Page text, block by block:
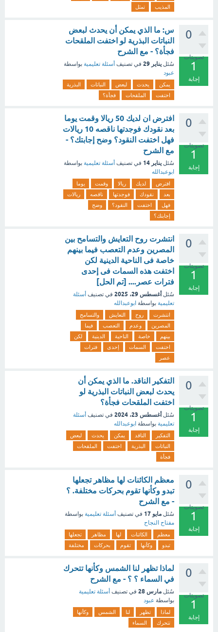
المذيب
تمثل
0
تصويتات
1
إجابة
س: ما الذي يمكن أن يحدث لبعض
النباتات البذرية لو اختفت الملقحات
فجأة؟ - مع الشرح
سُئل يناير 29 في تصنيف أسئلة تعليمية بواسطة
عبود
يمكن يحدث لبعض النباتات
البذرية
اختفت
الملقحات فجأة؟
0
تصويتات
1
إجابة
افترض ان لديك 50 ريالا وقمت يوما
بعد نقودك فوجدتها ناقصه 10 ريالات
فهل اختفت النقود؟ وضح إجابتك؟ -
مع الشرح
سُئل يناير 14 في تصنيف أسئلة تعليمية بواسطة
ابوعبدالله
افترض لديك ريالا وقمت
يوما
بعد
نقودك فوجدتها ناقصه
ريالات
فهل
اختفت النقود؟
وضح
إجابتك؟
0
تصويتات
1
إجابة
انتشرت روح التعايش والتسامح بين
المصرين وعدم التعصب فيما بينهم
خاصة فى الناحية الدينية لكن
اختفت هذه السمات فى إحدى
فترات عصر.... [تم الحل]
سُئل أغسطس 29، 2025 في تصنيف أسئلة
تعليمية بواسطة ابوعبدالله
انتشرت روح التعايش
والتسامح
المصرين
وعدم التعصب
فيما
بينهم
خاصة الناحية الدينية
لكن
اختفت
السمات إحدى
فترات
عصر
0
تصويتات
1
إجابة
التفكير الناقد. ما الذي يمكن أن
يحدث لبعض النباتات البذرية لو
اختفت الملقحات فجأة؟
سُئل أغسطس 23، 2024 في تصنيف أسئلة
تعليمية بواسطة ابوعبدالله
التفكير الناقد يمكن يحدث
لبعض
النباتات
البذرية اختفت
الملقحات
فجأة
0
تصويتات
1
إجابة
معظم الكائنات لها مظاهر تجعلها
تبدو وكأنها تقوم بحركات مختلفة. ؟
- مع الشرح
سُئل مايو 17 في تصنيف أسئلة تعليمية بواسطة
مفتاح النجاح
معظم الكائنات لها مظاهر
تجعلها
تبدو
وكأنها تقوم بحركات مختلفة
0
تصويتات
1
إجابة
لماذا تظهر لنا الشمس وكأنها تتحرك
في السماء ؟ ؟ - مع الشرح
سُئل مارس 28 في تصنيف أسئلة تعليمية
بواسطة عبود
لماذا تظهر لنا الشمس
وكأنها
تتحرك
السماء